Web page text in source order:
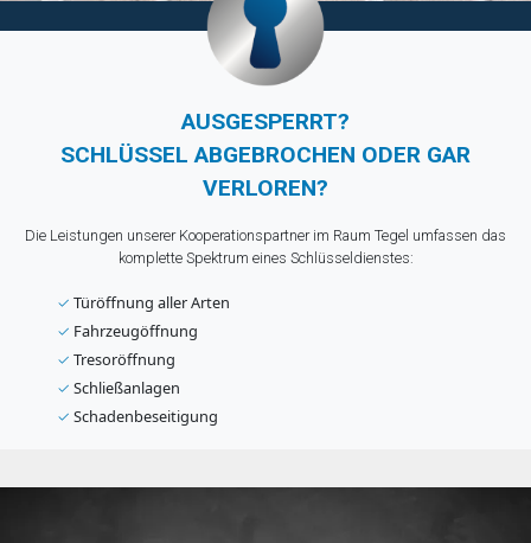
AUSGESPERRT?
SCHLÜSSEL ABGEBROCHEN ODER GAR
VERLOREN?
Die Leistungen unserer Kooperationspartner im Raum Tegel umfassen das
komplette Spektrum eines Schlüsseldienstes:
✓ Türöffnung aller Arten
✓ Fahrzeugöffnung
✓ Tresoröffnung
✓ Schließanlagen
✓ Schadenbeseitigung